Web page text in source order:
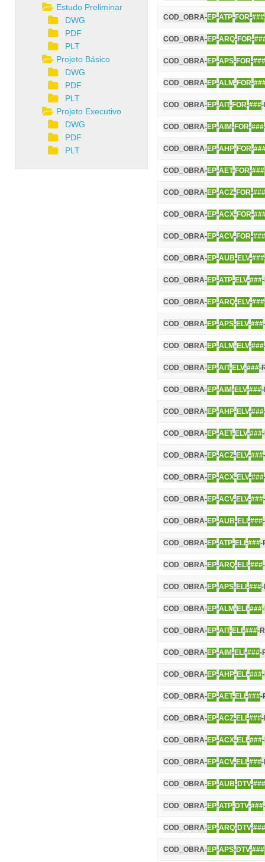
COD_OBRA-EP-ATP-FOR-###
COD_OBRA-EP-ARQ-FOR-
COD_OBRA-EP-APS-FOR-###
COD_OBRA-EP-ALM-FOR-
COD_OBRA-EP-AIT-FOR-###
COD_OBRA-EP-AIM-FOR-###
COD_OBRA-EP-AHP-FOR-
COD_OBRA-EP-AET-FOR-###
COD_OBRA-EP-ACZ-FOR-###
COD_OBRA-EP-ACX-FOR-
COD_OBRA-EP-ACV-FOR-###
COD_OBRA-EP-AUB-ELV-###
COD_OBRA-EP-ATP-ELV-###
COD_OBRA-EP-ARQ-ELV-###
COD_OBRA-EP-APS-ELV-###
COD_OBRA-EP-ALM-ELV-###
COD_OBRA-EP-AIT-ELV-###-
COD_OBRA-EP-AIM-ELV-###
COD_OBRA-EP-AHP-ELV-###
COD_OBRA-EP-AET-ELV-###
COD_OBRA-EP-ACZ-ELV-###
COD_OBRA-EP-ACX-ELV-###
COD_OBRA-EP-ACV-ELV-###
COD_OBRA-EP-AUB-ELI -###
COD_OBRA-EP-ATP-ELI -###-
COD_OBRA-EP-ARQ-ELI -###
COD_OBRA-EP-APS-ELI -###
COD_OBRA-EP-ALM-ELI -###
COD_OBRA-EP-AIT-ELI -###-R
COD_OBRA-EP-AIM-ELI -###-
COD_OBRA-EP-AHP-ELI -###
COD_OBRA-EP-AET-ELI -###-
COD_OBRA-EP-ACZ-ELI -###
COD_OBRA-EP-ACX-ELI -###
COD_OBRA-EP-ACV-ELI -###
COD_OBRA-EP-AUB-DTV-###
COD_OBRA-EP-ATP-DTV-###
COD_OBRA-EP-ARQ-DTV-###
COD_OBRA-EP-APS-DTV-###
Estudo Preliminar
DWG
PDF
PLT
Projeto Básico
DWG
PDF
PLT
Projeto Executivo
DWG
PDF
PLT